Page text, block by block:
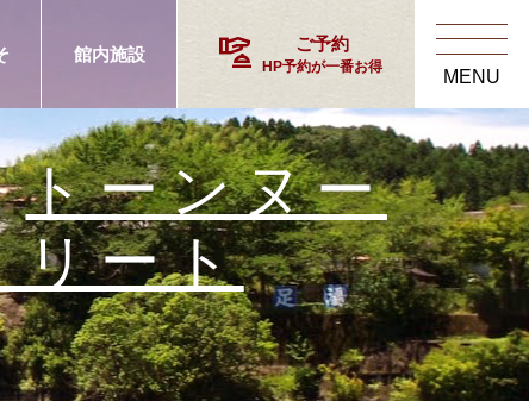
館内施設 concierge ご予約
HP予約が一番お得 MENU
トーンヌー
リート